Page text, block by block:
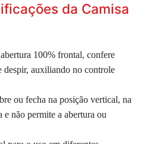
da Camisa
100% frontal, confere
despir, auxiliando no controle
ou fecha na posição vertical, na
não permite a abertura ou